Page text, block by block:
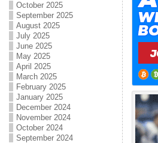
October 2025
September 2025
August 2025
July 2025
June 2025
May 2025
April 2025
March 2025
February 2025
January 2025
December 2024
November 2024
October 2024
September 2024